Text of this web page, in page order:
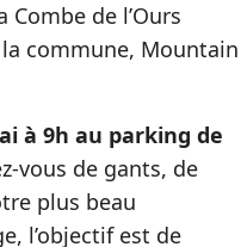
de l’Ours
commune, Mountain
à 9h au parking de
vous de gants, de
plus beau
l’objectif est de